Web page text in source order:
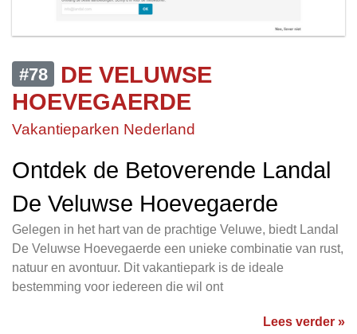
#78
DE VELUWSE
HOEVEGAERDE
Vakantieparken Nederland
Ontdek de Betoverende Landal
De Veluwse Hoevegaerde
Gelegen in het hart van de prachtige Veluwe, biedt Landal
De Veluwse Hoevegaerde een unieke combinatie van rust,
natuur en avontuur. Dit vakantiepark is de ideale
bestemming voor iedereen die wil ont
Lees verder »